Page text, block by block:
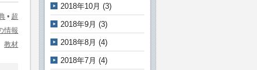
• 超
情報
教材
2018年10月 (3)
2018年9月 (3)
2018年8月 (4)
2018年7月 (4)